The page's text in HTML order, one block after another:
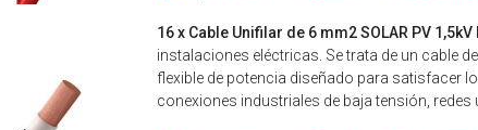
16 x Cable Unifilar de 6 mm2 SOLAR PV
instalaciones eléctricas. Se trata de un cable
flexible de potencia diseñado para satisfacer
conexiones industriales de baja tensión,